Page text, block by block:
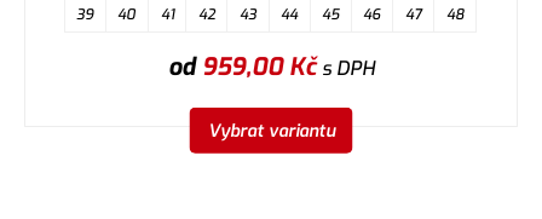
39 40 41 42 43 44 45 46 47 48
od959,00Kčs DPH
Vybrat variantu